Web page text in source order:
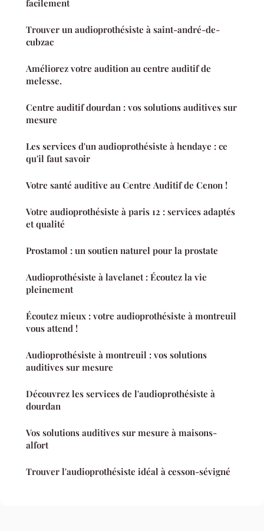
facilement
Trouver un audioprothésiste à saint-andré-de-
cubzac
Améliorez votre audition au centre auditif de
melesse.
Centre auditif dourdan : vos solutions auditives sur
mesure
Les services d'un audioprothésiste à hendaye : ce
qu'il faut savoir
Votre santé auditive au Centre Auditif de Cenon !
Votre audioprothésiste à paris 12 : services adaptés
et qualité
Prostamol : un soutien naturel pour la prostate
Audioprothésiste à lavelanet : Écoutez la vie
pleinement
Écoutez mieux : votre audioprothésiste à montreuil
vous attend !
Audioprothésiste à montreuil : vos solutions
auditives sur mesure
Découvrez les services de l'audioprothésiste à
dourdan
Vos solutions auditives sur mesure à maisons-
alfort
Trouver l'audioprothésiste idéal à cesson-sévigné